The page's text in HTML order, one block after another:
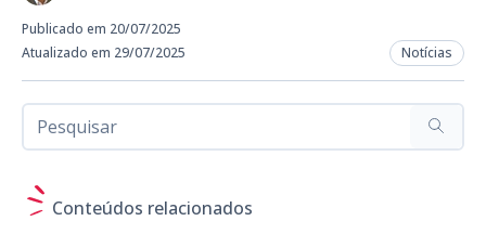
Publicado em 20/07/2025
Atualizado em 29/07/2025
Notícias
Conteúdos relacionados